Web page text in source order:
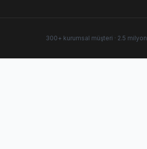
300+ kurumsal müşteri · 2.5